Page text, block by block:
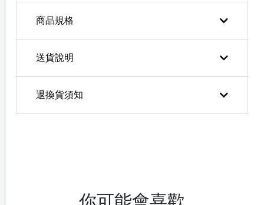
商品規格
送貨說明
退換貨須知